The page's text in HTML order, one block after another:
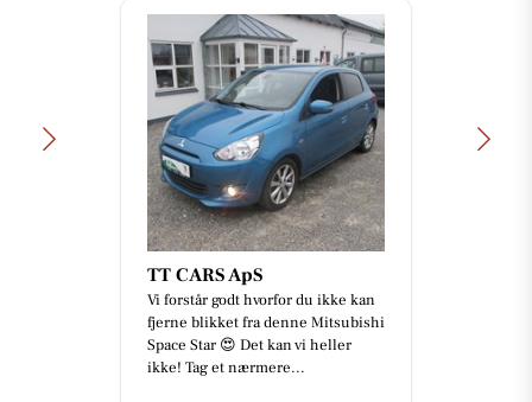
TT CARS ApS
Vi forstår godt hvorfor du ikke kan
fjerne blikket fra denne Mitsubishi
Space Star 😍 Det kan vi heller
ikke! Tag et nærmere...